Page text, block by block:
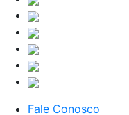
Fale Conosco